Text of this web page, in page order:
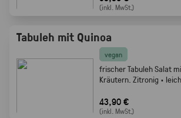
(inkl. MwSt.)
Tabuleh mit Quinoa
vegan
frischer Tabuleh Salat
Kräutern. Zitronig ·
43,90 €
(inkl. MwSt.)